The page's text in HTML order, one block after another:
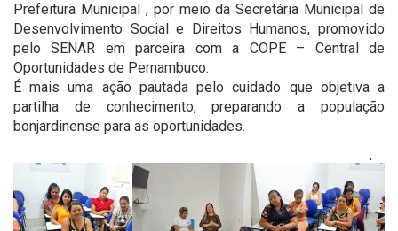
Prefeitura Municipal , por meio da Secretária Municipal de
Desenvolvimento Social e Direitos Humanos, promovido
pelo SENAR em parceira com a COPE – Central de
Oportunidades de Pernambuco.
É mais uma ação pautada pelo cuidado que objetiva a
partilha de conhecimento, preparando a população
bonjardinense para as oportunidades.
'